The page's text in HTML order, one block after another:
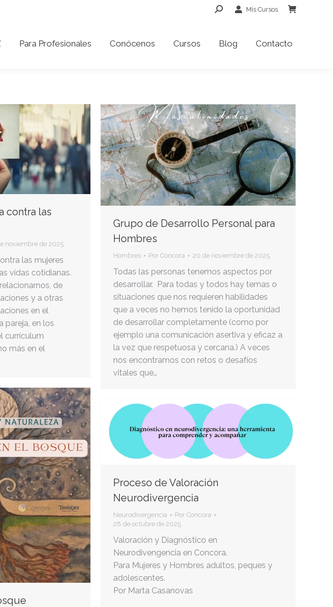
Buscar: Mis Cursos
Para Profesionales Conócenos Cursos Blog Contacto
contra las
noviembre de 2025
las mujeres
vidas cotidianas.
de
y a otras
en el
pareja, en los
currículum
más en el
Grupo de Desarrollo Personal para
Hombres
Hombres Por Concora 20 de noviembre de 2025
Todas las personas tenemos aspectos por
desarrollar. Para todas y todos hay temas o
situaciones que nos requieren habilidades
que a veces no hemos tenido la oportunidad
de desarrollar completamente (como por
ejemplo una comunicación asertiva y eficaz a
la vez que respetuosa y cercana.) A veces
nos encontramos con retos o desafíos
vitales que…
Proceso de Valoración
Neurodivergencia
Neurodivergencia Por Concora
28 de octubre de 2025
Valoración y Diagnóstico en
Neurodivengencia en Concora.
Para Mujeres y Hombres adultos, peques y
adolescentes.
Por Marta Casanovas